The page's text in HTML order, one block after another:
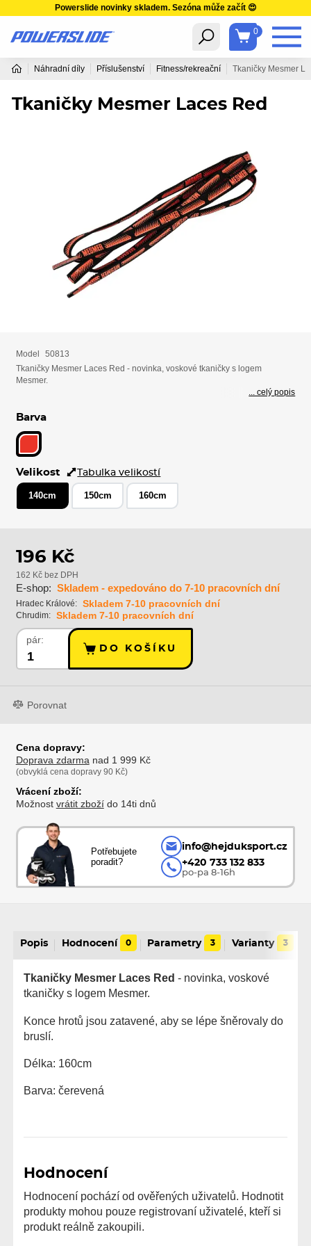
Powerslide novinky skladem. Sezóna může začít 😍
0
Náhradní díly Příslušenství Fitness/rekreační Tkaničky Mesmer
Tkaničky Mesmer Laces Red
Model
50813
Tkaničky Mesmer Laces Red - novinka, voskové tkaničky s logem
Mesmer.
... celý popis
Barva
Velikost Tabulka velikostí
140cm 150cm 160cm
196 Kč
162 Kč bez DPH
E-shop: Skladem - expedováno do 7-10 pracovních dní
Hradec Králové: Skladem 7-10 pracovních dní
Chrudim: Skladem 7-10 pracovních dní
pár:
DO KOŠÍKU
Porovnat
Cena dopravy:
Doprava zdarma nad 1 999 Kč
(obvyklá cena dopravy 90 Kč)
Vrácení zboží:
Možnost vrátit zbožído 14ti dnů
Potřebujete
poradit?
info@hejduksport.cz
+420 733 132 833
po-pa 8-16h
Popis Hodnocení 0 Parametry 3 Varianty 3
Tkaničky Mesmer Laces Red - novinka, voskové
tkaničky s logem Mesmer.
Konce hrotů jsou zatavené, aby se lépe šněrovaly do
bruslí.
Délka: 160cm
Barva: čerevená
Hodnocení
Hodnocení pochází od ověřených uživatelů. Hodnotit
produkty mohou pouze registrovaní uživatelé, kteří si
produkt reálně zakoupili.